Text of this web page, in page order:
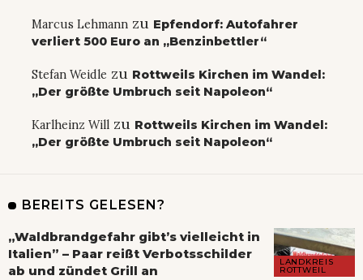
Marcus Lehmann zu Epfendorf: Autofahrer
verliert 500 Euro an „Benzinbettler“
Stefan Weidle zu Rottweils Kirchen im Wandel:
„Der größte Umbruch seit Napoleon“
Karlheinz Will zu Rottweils Kirchen im Wandel:
„Der größte Umbruch seit Napoleon“
BEREITS GELESEN?
LANDKREIS
ROTTWEIL
„Waldbrandgefahr gibt’s vielleicht in
Italien” – Paar reißt Verbotsschilder
ab und zündet Grill an